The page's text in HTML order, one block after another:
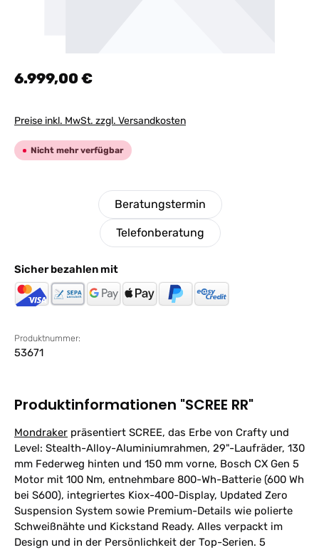
Regulärer Preis:
6.999,00 €
Preise inkl. MwSt. zzgl. Versandkosten
Nicht mehr verfügbar
Beratungstermin
Telefonberatung
Sicher bezahlen mit
Produktnummer:
53671
Produktinformationen "SCREE RR"
Mondraker präsentiert SCREE, das Erbe von Crafty und
Level: Stealth-Alloy-Aluminiumrahmen, 29"-Laufräder, 130
mm Federweg hinten und 150 mm vorne, Bosch CX Gen 5
Motor mit 100 Nm, entnehmbare 800-Wh-Batterie (600 Wh
bei S600), integriertes Kiox-400-Display, Updated Zero
Suspension System sowie Premium-Details wie polierte
Schweißnähte und Kickstand Ready. Alles verpackt im
Design und in der Persönlichkeit der Top-Serien. 5